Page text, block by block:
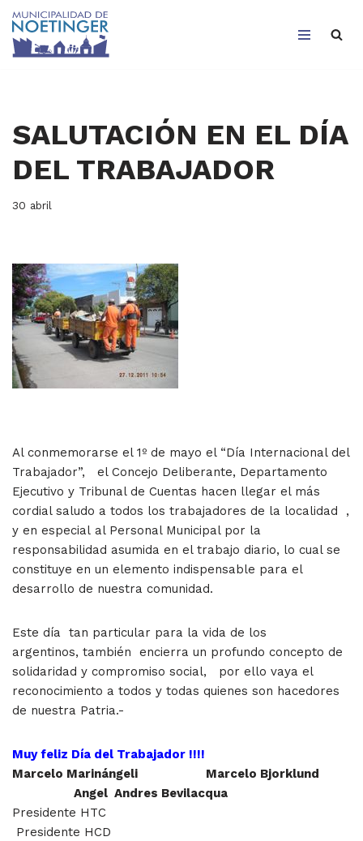
Saltar
SALUTACIÓN EN EL DÍA
DEL TRABAJADOR
30 abril
Al conmemorarse el 1º de mayo el “Día Internacional del
Trabajador”, el Concejo Deliberante, Departamento
Ejecutivo y Tribunal de Cuentas hacen llegar el más
cordial saludo a todos los trabajadores de la localidad ,
y en especial al Personal Municipal por la
responsabilidad asumida en el trabajo diario, lo cual se
constituye en un elemento indispensable para el
desarrollo de nuestra comunidad.
Este día tan particular para la vida de los
argentinos, también encierra un profundo concepto de
solidaridad y compromiso social, por ello vaya el
reconocimiento a todos y todas quienes son hacedores
de nuestra Patria.-
Muy feliz Día del Trabajador !!!!
Marcelo Marinángeli Marcelo Bjorklund
Angel Andres Bevilacqua
Presidente HTC
Presidente HCD